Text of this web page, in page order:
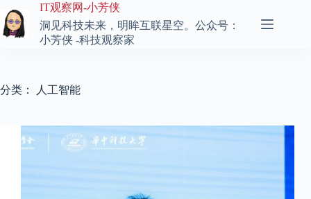
至
内
IT观察网-小芳侠
洞见科技未来，明眸互联星空。公众号：
小芳侠 -科技观察家
分类： 人工智能